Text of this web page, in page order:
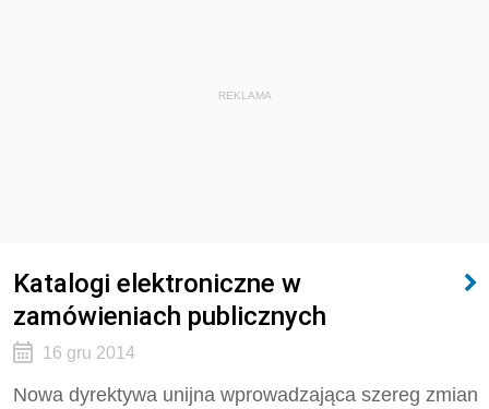
REKLAMA
Katalogi elektroniczne w
zamówieniach publicznych
16 gru 2014
Nowa dyrektywa unijna wprowadzająca szereg zmian